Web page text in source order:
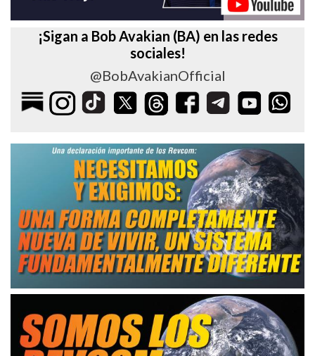
¡Sigan a Bob Avakian (BA) en las redes
sociales!
@BobAvakianOfficial